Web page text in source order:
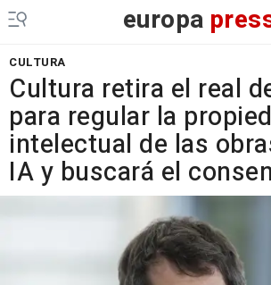
europa
CULTURA
Cultura retira el real
para regular la
intelectual de las
IA y buscará el